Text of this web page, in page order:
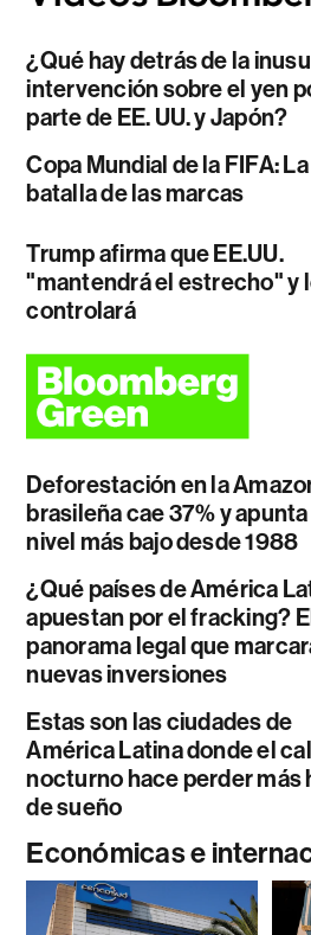
¿Qué hay detrás de la
intervención sobre el yen
parte de EE. UU. y Japón?
Copa Mundial de la FIFA: La
batalla de las marcas
Trump afirma que EE.UU.
"mantendrá el estrecho" y
controlará
Deforestación en la
brasileña cae 37% y apunta
nivel más bajo desde 1988
¿Qué países de América
apuestan por el fracking?
panorama legal que
nuevas inversiones
Estas son las ciudades de
América Latina donde el
nocturno hace perder más
de sueño
Económicas e